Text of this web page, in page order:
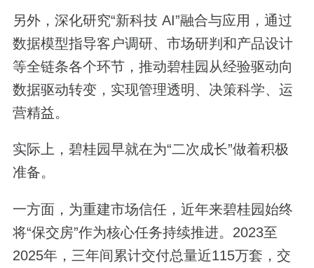
另外，深化研究“新科技 AI”融合与应用，通过
数据模型指导客户调研、市场研判和产品设计
等全链条各个环节，推动碧桂园从经验驱动向
数据驱动转变，实现管理透明、决策科学、运
营精益。
实际上，碧桂园早就在为“二次成长”做着积极
准备。
一方面，为重建市场信任，近年来碧桂园始终
将“保交房”作为核心任务持续推进。2023至
2025年，三年间累计交付总量近115万套，交